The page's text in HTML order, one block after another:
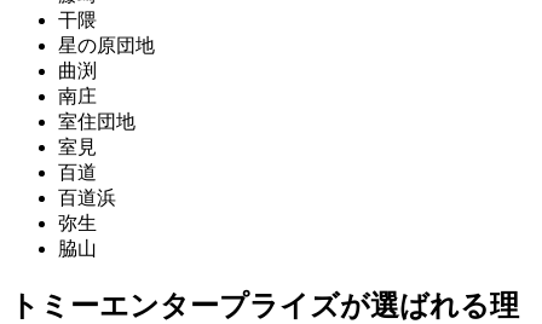
干隈
星の原団地
曲渕
南庄
室住団地
室見
百道
百道浜
弥生
脇山
トミーエンタープライズが選ばれる理